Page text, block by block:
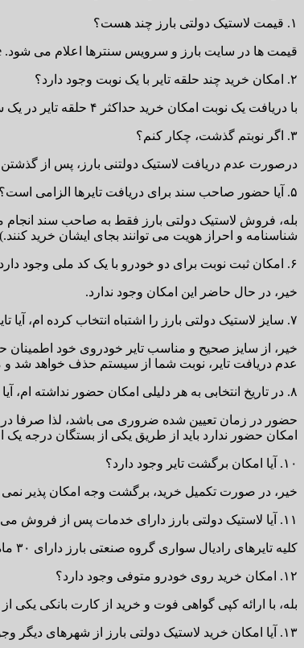
۱. قیمت لاستیک دولتی بارز چند هست؟
قیمت ها در سایت بارز و سرویس سنترها اعلام می شود. www.barez.org/price
۲. امکان خرید چند حلقه تایر با یک نوبت وجود دارد؟
با دریافت یک نوبت امکان خرید حداکثر ۴ حلقه تایر در یک سال وجود دارد.
۳. اگر نوبتم گذشت، چکار کنم؟
درصورت عدم دریافت لاستیک دولتنی بارز، پس از
۵. آیا حضور صاحب سند برای دریافت تایرها الزامی است؟
بله، فروش لاستیک دولتی بارز فقط به صاحب سند انجام
شناسنامه و احراز هویت می توانند بجای ایشان خرید کنند.)
۶. امکان ثبت نوبت برای دو خودرو با یک کد ملی وجود دارد؟
خیر، در حال حاضر این امکان وجود ندارد.
۷. سایز لاستیک دولتی بارز را اشتباه انتخاب کرده ام، آیا تایر را به من تحویل می دهند؟
خیر، از سایز صحیح و مناسب تایر خودروی خود اطمینان
عدم دریافت تایر، نوبت شما از سیستم حذف خواهد شد و
۸. در تاریخ انتخابی به هر دلیلی امکان حضور نداشته ام، آیا در تاریخی غیر از تاریخ انتخابی می توانم مراجعه کنم؟
حضور در زمان تعیین شده ضروری می باشد، لذا صرفا در
امکان حضور ندارد باید از طریق یکی از بستگان درجه
۱۰. آیا امکان برگشت تایر وجود دارد؟
خیر، در صورت تکمیل خرید، برگشت وجه امکان پذیر نمی
۱۱. آیا لاستیک دولتی بارز دارای خدمات پس از فروش می باشد؟
کلیه تایرهای رادیال سواری گروه صنعتی بارز دارای ۳۰ ماه خدمات پس از فروش می باشد.
۱۲. امکان خرید روی خودرو متوفی وجود دارد؟
بله، با ارائه کپی گواهی فوت و خرید از کارت بانکی یکی
۱۳. آیا امکان خرید لاستیک دولتی بارز از شهرهای دیگر وجود دارد؟